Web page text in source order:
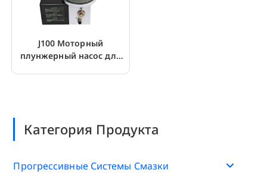
J100 Моторный
плунжерный насос для
Категория Продукта
Прогрессивные Системы Смазки